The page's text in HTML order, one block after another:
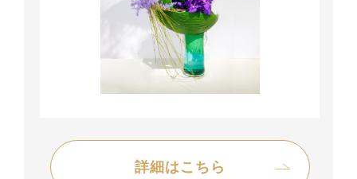
詳細はこちら